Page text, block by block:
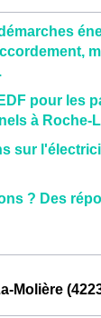
pour les
à Roche-
sur
? Des
Molière